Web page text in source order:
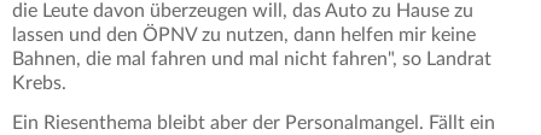
die Leute davon überzeugen will, das Auto zu Hause zu
lassen und den ÖPNV zu nutzen, dann helfen mir keine
Bahnen, die mal fahren und mal nicht fahren", so Landrat
Krebs.
Ein Riesenthema bleibt aber der Personalmangel. Fällt ein